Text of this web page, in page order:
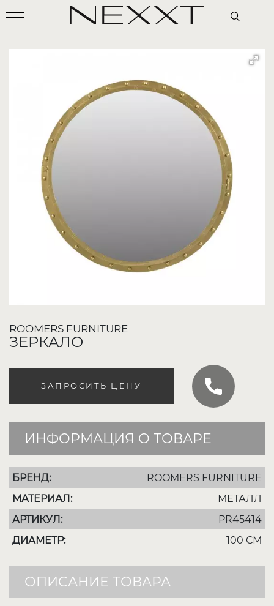
ROOMERS FURNITURE
ЗЕРКАЛО
ЗАПРОСИТЬ ЦЕНУ
ИНФОРМАЦИЯ О ТОВАРЕ
БРЕНД:
ROOMERS FURNITURE
МАТЕРИАЛ:
МЕТАЛЛ
АРТИКУЛ:
PR45414
ДИАМЕТР:
100 СМ
ОПИСАНИЕ ТОВАРА